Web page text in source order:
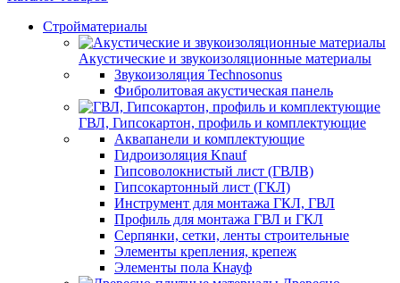
Стройматериалы
Акустические и звукоизоляционные материалы
Звукоизоляция Technosonus
Фибролитовая акустическая панель
ГВЛ, Гипсокартон, профиль и комплектующие
Аквапанели и комплектующие
Гидроизоляция Knauf
Гипсоволокнистый лист (ГВЛВ)
Гипсокартонный лист (ГКЛ)
Инструмент для монтажа ГКЛ, ГВЛ
Профиль для монтажа ГВЛ и ГКЛ
Серпянки, сетки, ленты строительные
Элементы крепления, крепеж
Элементы пола Кнауф